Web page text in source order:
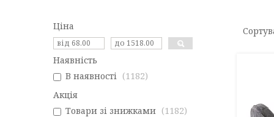
Ціна
Наявність
В наявності
1182
Акція
Товари зі знижками
1182